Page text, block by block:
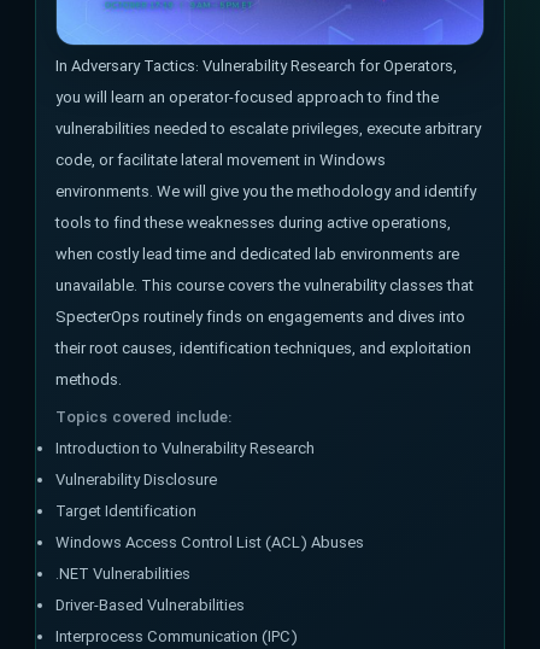
In Adversary Tactics: Vulnerability Research for Operators,
you will learn an operator-focused approach to find the
vulnerabilities needed to escalate privileges, execute arbitrary
code, or facilitate lateral movement in Windows
environments. We will give you the methodology and identify
tools to find these weaknesses during active operations,
when costly lead time and dedicated lab environments are
unavailable. This course covers the vulnerability classes that
SpecterOps routinely finds on engagements and dives into
their root causes, identification techniques, and exploitation
methods.
Topics covered include:
Introduction to Vulnerability Research
Vulnerability Disclosure
Target Identification
Windows Access Control List (ACL) Abuses
.NET Vulnerabilities
Driver-Based Vulnerabilities
Interprocess Communication (IPC)